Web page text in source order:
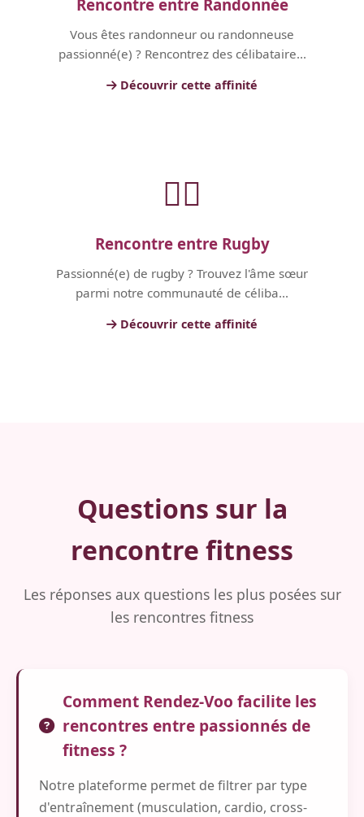
Rencontre entre Randonnée
Vous êtes randonneur ou randonneuse
passionné(e) ? Rencontrez des célibataire...
Découvrir cette affinité
🏃‍♂️
Rencontre entre Rugby
Passionné(e) de rugby ? Trouvez l'âme sœur
parmi notre communauté de céliba...
Découvrir cette affinité
Questions sur la
rencontre fitness
Les réponses aux questions les plus posées sur
les rencontres fitness
Comment Rendez-Voo facilite les
rencontres entre passionnés de
fitness ?
Notre plateforme permet de filtrer par type
d'entraînement (musculation, cardio, cross-